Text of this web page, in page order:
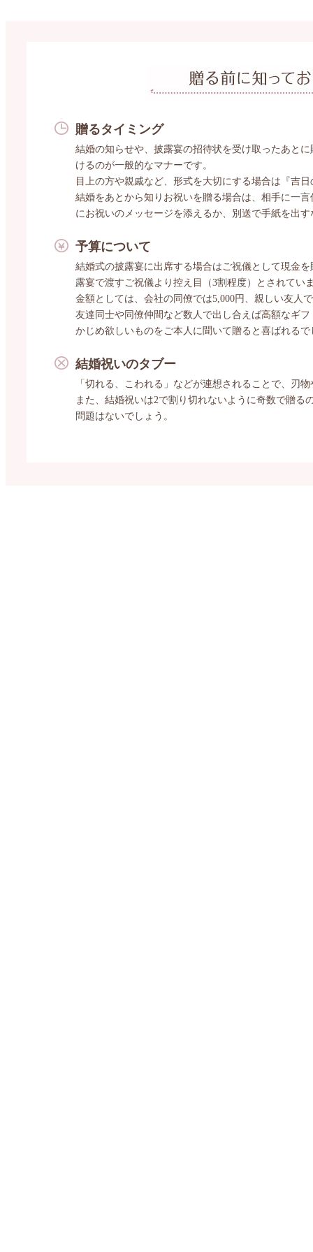
贈るタイミング
結婚の知らせや、披露宴の招待状を受け取ったあと
けるのが一般的なマナーです。
目上の方や親戚など、形式を大切にする場合は『吉
結婚をあとから知りお祝いを贈る場合は、相手に一
にお祝いのメッセージを添えるか、別送で手紙を出
予算について
結婚式の披露宴に出席する場合はご祝儀として現金
露宴で渡すご祝儀より控え目（3割程度）とされてい
金額としては、会社の同僚では5,000円、親しい友人
友達同士や同僚仲間など数人で出し合えば高額なギ
かじめ欲しいものをご本人に聞いて贈ると喜ばれるで
結婚祝いのタブー
「切れる、こわれる」などが連想されることで、刃
また、結婚祝いは2で割り切れないように奇数で贈
問題はないでしょう。